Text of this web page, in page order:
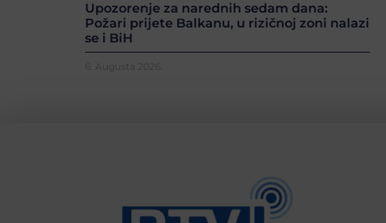
Upozorenje za narednih sedam dana:
Požari prijete Balkanu, u rizičnoj zoni nalazi
se i BiH
6. Augusta 2026.